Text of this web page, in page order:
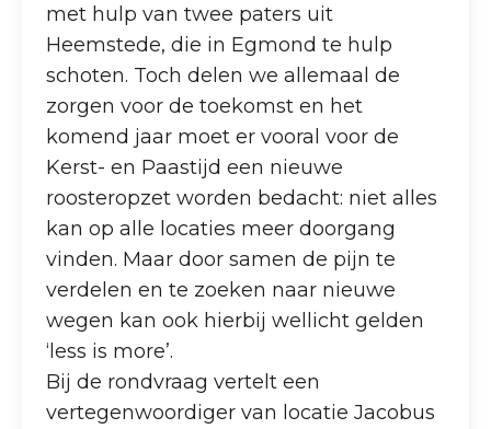
met hulp van twee paters uit
Heemstede, die in Egmond te hulp
schoten. Toch delen we allemaal de
zorgen voor de toekomst en het
komend jaar moet er vooral voor de
Kerst- en Paastijd een nieuwe
roosteropzet worden bedacht: niet alles
kan op alle locaties meer doorgang
vinden. Maar door samen de pijn te
verdelen en te zoeken naar nieuwe
wegen kan ook hierbij wellicht gelden
‘less is more’.
Bij de rondvraag vertelt een
vertegenwoordiger van locatie Jacobus